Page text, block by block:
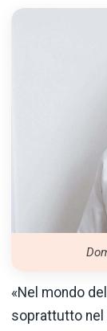
«Nel mondo
soprattutto nel